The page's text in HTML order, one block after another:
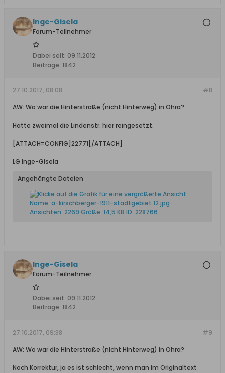
Inge-Gisela
Forum-Teilnehmer
Dabei seit: 09.11.2012
Beiträge: 1842
#8
27.10.2017, 08:08
AW: Wo war die Hinterstraße (nicht Hinterweg) in Ohra?
Hatte zweimal die Lindenstr. hier reingesetzt.
[ATTACH=CONFIG]22771[/ATTACH]
LG Inge-Gisela
Angehängte Dateien
Inge-Gisela
Forum-Teilnehmer
Dabei seit: 09.11.2012
Beiträge: 1842
#9
27.10.2017, 09:38
AW: Wo war die Hinterstraße (nicht Hinterweg) in Ohra?
Noch Korrektur, ja es ist schlecht, wenn man im Originaltext